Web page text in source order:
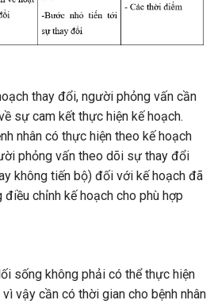
thay đổi, người phỏng vấn cần
sự cam kết thực hiện kế hoạch.
nhân có thực hiện theo kế hoạch
phỏng vấn theo dõi sự thay đổi
không tiến bộ) đối với kế hoạch đã
chỉnh kế hoạch cho phù hợp
sống không phải có thể thực hiện
vậy cần có thời gian cho bệnh nhân